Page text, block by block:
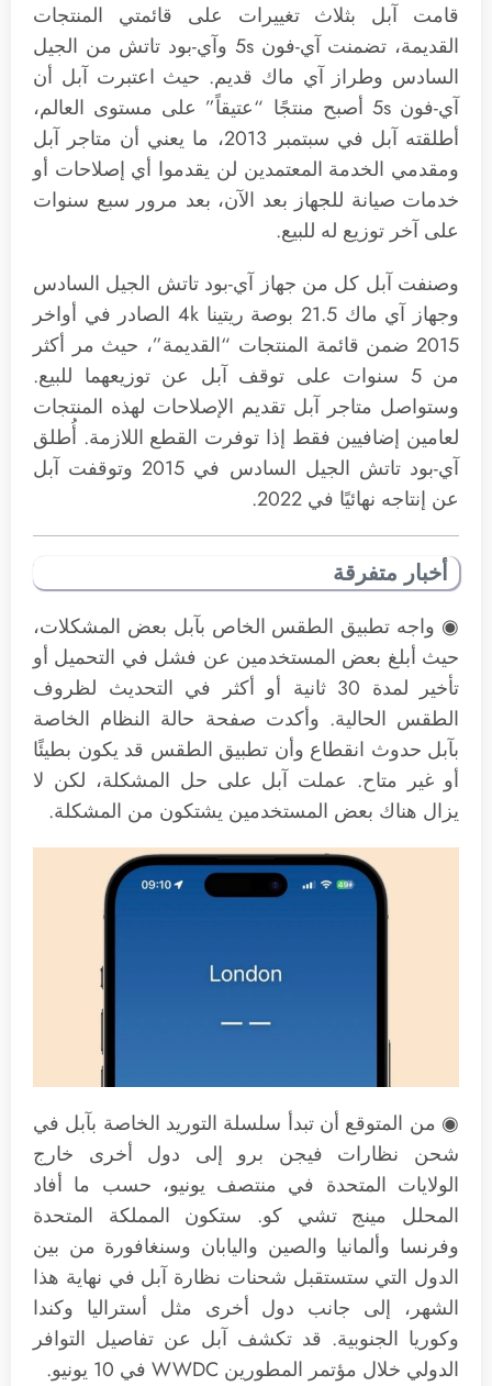
قامت آبل بثلاث تغييرات على قائمتي المنتجات
القديمة، تضمنت آي-فون 5s وآي-بود تاتش من الجيل
السادس وطراز آي ماك قديم. حيث اعتبرت آبل أن
آي-فون 5s أصبح منتجًا “عتيقاً” على مستوى العالم،
أطلقته آبل في سبتمبر 2013، ما يعني أن متاجر آبل
ومقدمي الخدمة المعتمدين لن يقدموا أي إصلاحات أو
خدمات صيانة للجهاز بعد الآن، بعد مرور سبع سنوات
على آخر توزيع له للبيع.
وصنفت آبل كل من جهاز آي-بود تاتش الجيل السادس
وجهاز آي ماك 21.5 بوصة ريتينا 4k الصادر في أواخر
2015 ضمن قائمة المنتجات “القديمة”، حيث مر أكثر
من 5 سنوات على توقف آبل عن توزيعهما للبيع.
وستواصل متاجر آبل تقديم الإصلاحات لهذه المنتجات
لعامين إضافيين فقط إذا توفرت القطع اللازمة. أُطلق
آي-بود تاتش الجيل السادس في 2015 وتوقفت آبل
عن إنتاجه نهائيًا في 2022.
أخبار متفرقة
◉ واجه تطبيق الطقس الخاص بآبل بعض المشكلات،
حيث أبلغ بعض المستخدمين عن فشل في التحميل أو
تأخير لمدة 30 ثانية أو أكثر في التحديث لظروف
الطقس الحالية. وأكدت صفحة حالة النظام الخاصة
بآبل حدوث انقطاع وأن تطبيق الطقس قد يكون بطيئًا
أو غير متاح. عملت آبل على حل المشكلة، لكن لا
يزال هناك بعض المستخدمين يشتكون من المشكلة.
◉ من المتوقع أن تبدأ سلسلة التوريد الخاصة بآبل في
شحن نظارات فيجن برو إلى دول أخرى خارج
الولايات المتحدة في منتصف يونيو، حسب ما أفاد
المحلل مينج تشي كو. ستكون المملكة المتحدة
وفرنسا وألمانيا والصين واليابان وسنغافورة من بين
الدول التي ستستقبل شحنات نظارة آبل في نهاية هذا
الشهر، إلى جانب دول أخرى مثل أستراليا وكندا
وكوريا الجنوبية. قد تكشف آبل عن تفاصيل التوافر
الدولي خلال مؤتمر المطورين WWDC في 10 يونيو.